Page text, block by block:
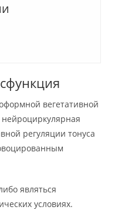
вегетативной
регуляции тонуса
являться
условиях.